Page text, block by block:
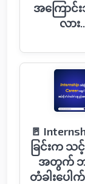
အကြောင်း
လား
🚪
ခြင်းက သင့်
အတွက်
တံခါးပေါ